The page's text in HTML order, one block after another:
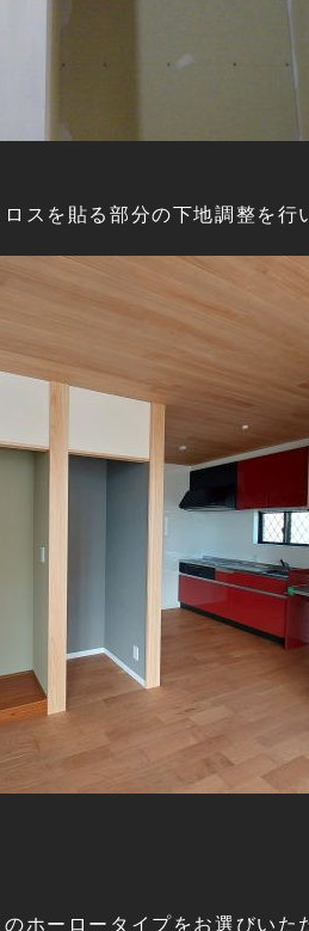
スを貼る部分の下地調整を行
ホーロータイプをお選びいた